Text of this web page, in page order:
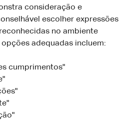
consideração e
escolher expressões
no ambiente
adequadas incluem:
cumprimentos"